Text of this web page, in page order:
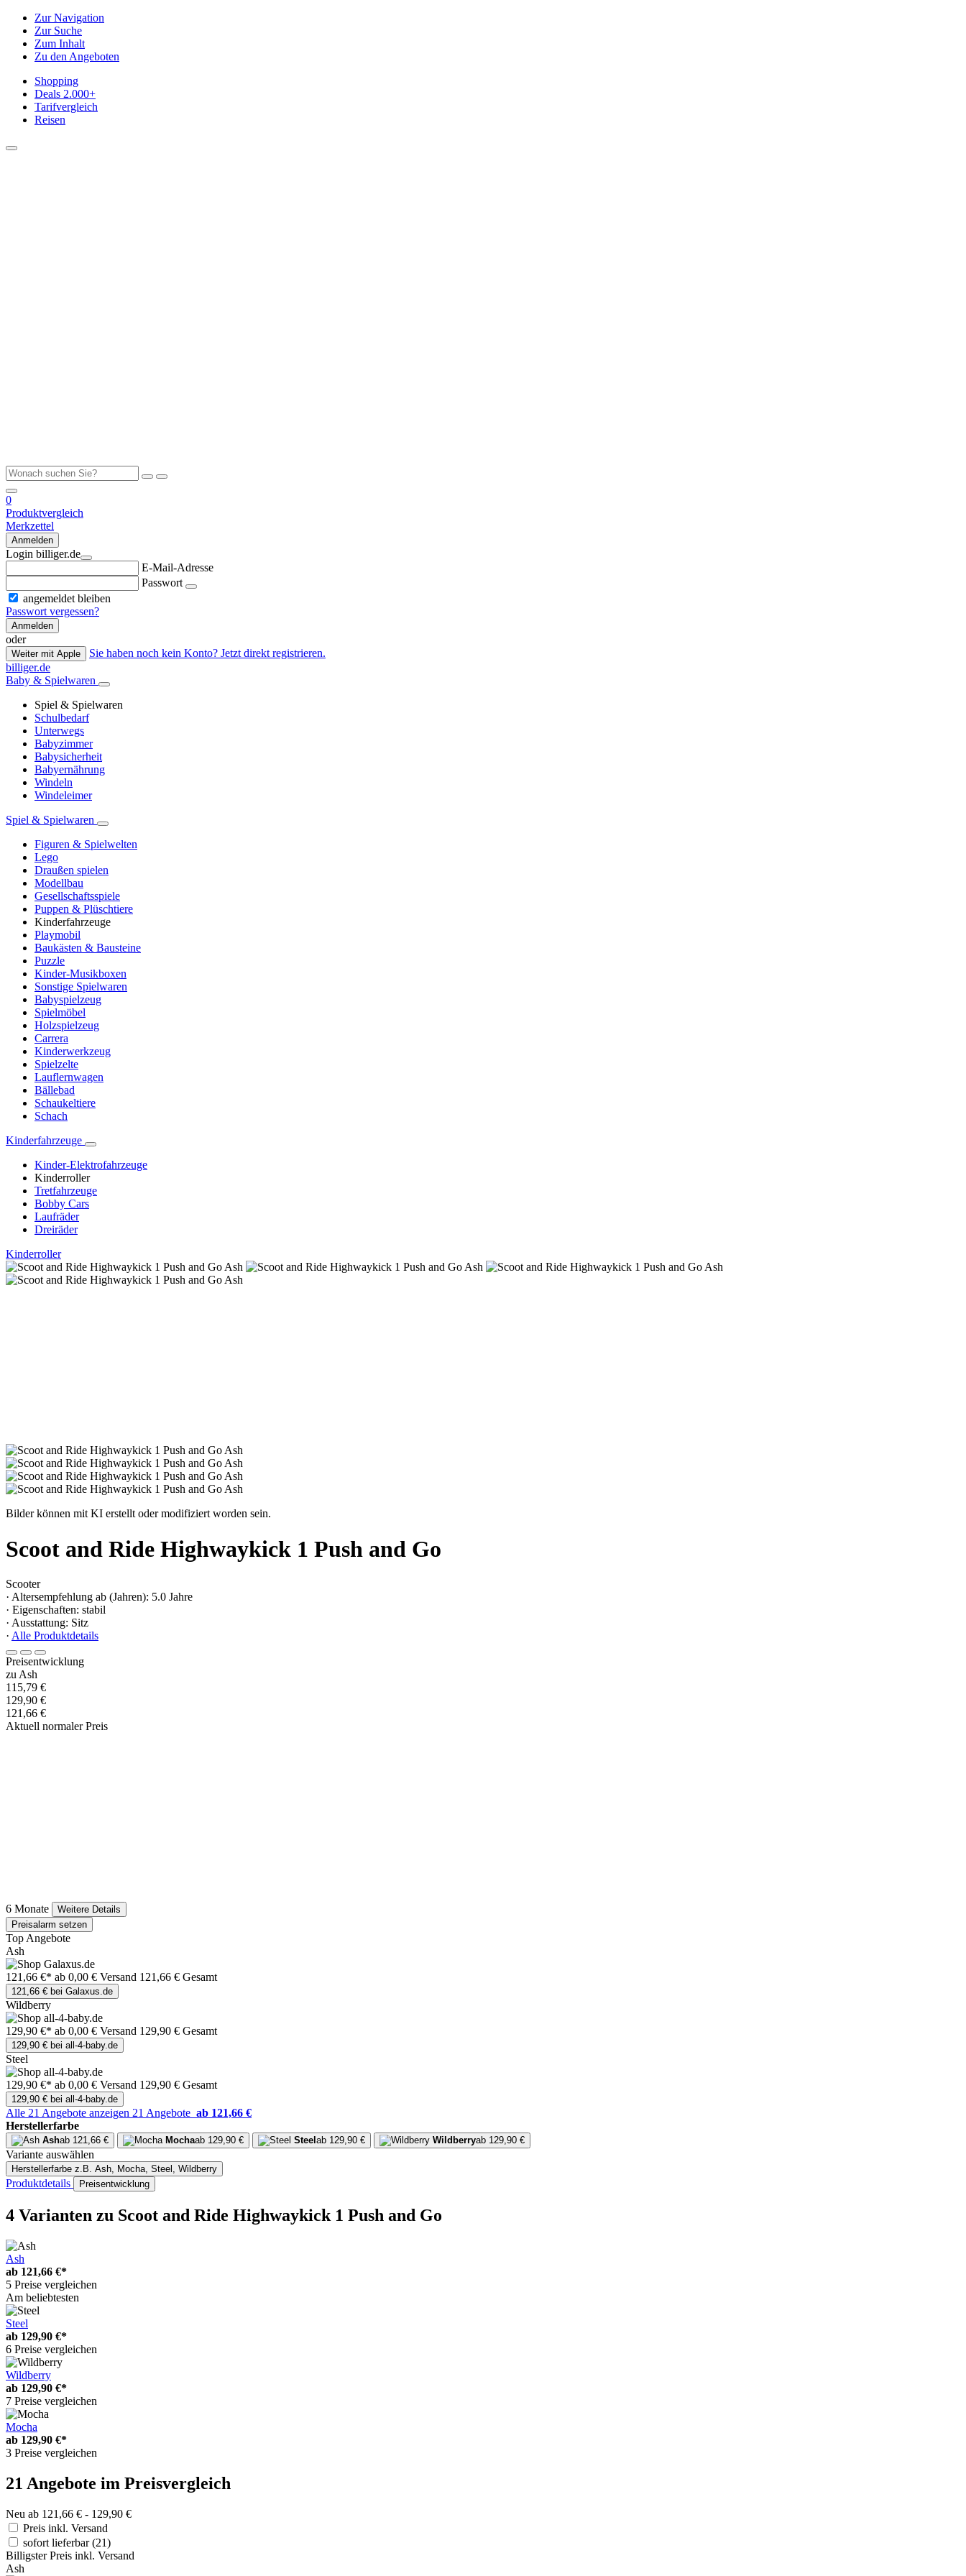
Zur Navigation
Zur Suche
Zum Inhalt
Zu den Angeboten
Shopping
Deals 2.000+
Tarifvergleich
Reisen
0
Produktvergleich
Merkzettel
Anmelden
Login billiger.de
E-Mail-Adresse
Passwort
angemeldet bleiben
Passwort vergessen?
Anmelden
oder
Weiter mit Apple
Sie haben noch kein Konto? Jetzt direkt registrieren.
billiger.de
Baby & Spielwaren
Spiel & Spielwaren
Schulbedarf
Unterwegs
Babyzimmer
Babysicherheit
Babyernährung
Windeln
Windeleimer
Spiel & Spielwaren
Figuren & Spielwelten
Lego
Draußen spielen
Modellbau
Gesellschaftsspiele
Puppen & Plüschtiere
Kinderfahrzeuge
Playmobil
Baukästen & Bausteine
Puzzle
Kinder-Musikboxen
Sonstige Spielwaren
Babyspielzeug
Spielmöbel
Holzspielzeug
Carrera
Kinderwerkzeug
Spielzelte
Lauflernwagen
Bällebad
Schaukeltiere
Schach
Kinderfahrzeuge
Kinder-Elektrofahrzeuge
Kinderroller
Tretfahrzeuge
Bobby Cars
Laufräder
Dreiräder
Kinderroller
Bilder können mit KI erstellt oder modifiziert worden sein.
Scoot and Ride Highwaykick 1 Push and Go
Scooter
· Altersempfehlung ab (Jahren): 5.0 Jahre
· Eigenschaften: stabil
· Ausstattung: Sitz
· Alle Produktdetails
Preisentwicklung
zu Ash
115,79 €
129,90 €
121,66 €
Aktuell normaler Preis
6 Monate
Weitere Details
Preisalarm setzen
Top Angebote
Ash
121,66 €* ab 0,00 € Versand 121,66 € Gesamt
121,66 € bei Galaxus.de
Wildberry
129,90 €* ab 0,00 € Versand 129,90 € Gesamt
129,90 € bei all-4-baby.de
Steel
129,90 €* ab 0,00 € Versand 129,90 € Gesamt
129,90 € bei all-4-baby.de
Alle 21 Angebote anzeigen 21 Angebote ab 121,66 €
Herstellerfarbe
Ashab 121,66 € Mochaab 129,90 € Steel ab 129,90 € Wildberryab 129,90 €
Variante auswählen
Herstellerfarbe z.B. Ash, Mocha, Steel, Wildberry
Produktdetails Preisentwicklung
4 Varianten zu Scoot and Ride Highwaykick 1 Push and Go
Ash
ab 121,66 €*
5 Preise vergleichen
Am beliebtesten
Steel
ab 129,90 €*
6 Preise vergleichen
Wildberry
ab 129,90 €*
7 Preise vergleichen
Mocha
ab 129,90 €*
3 Preise vergleichen
21 Angebote im Preisvergleich
Neu ab 121,66 € - 129,90 €
Preis inkl. Versand
sofort lieferbar(21)
Billigster Preis inkl. Versand
Ash